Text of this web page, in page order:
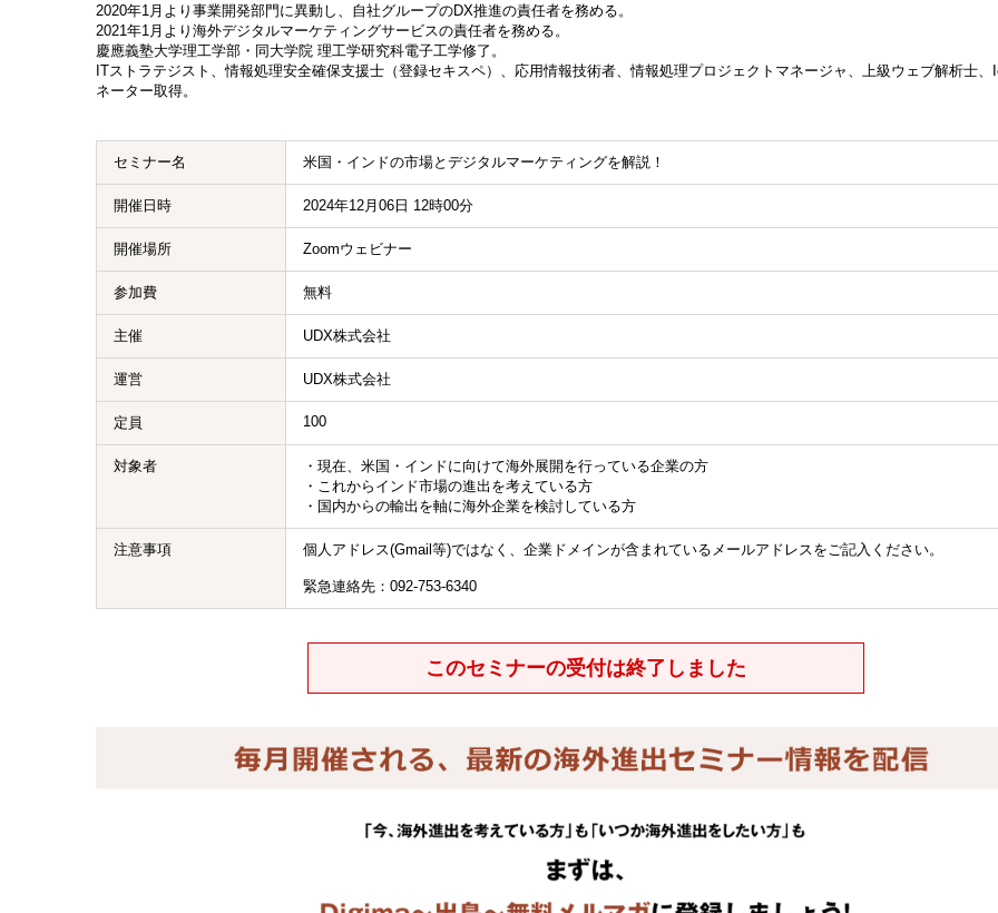
2020年1月より事業開発部門に異動し、自社グループのDX推進の責任者を務める。
2021年1月より海外デジタルマーケティングサービスの責任者を務める。
慶應義塾大学理工学部・同大学院 理工学研究科電子工学修了。
ITストラテジスト、情報処理安全確保支援士（登録セキスペ）、応用情報技術者、情報処理プロジェクトマネージャ、上級ウェブ解析士、
ネーター取得。
セミナー名 米国・インドの市場とデジタルマーケティングを解説！
開催日時 2024年12月06日 12時00分
開催場所 Zoomウェビナー
参加費 無料
主催 UDX株式会社
運営 UDX株式会社
定員 100
対象者
・現在、米国・インドに向けて海外展開を行っている企業の方
・これからインド市場の進出を考えている方
・国内からの輸出を軸に海外企業を検討している方
注意事項 個人アドレス(Gmail等)ではなく、企業ドメインが含まれているメールアドレスをご記入ください。
緊急連絡先：092-753-6340
このセミナーの受付は終了しました